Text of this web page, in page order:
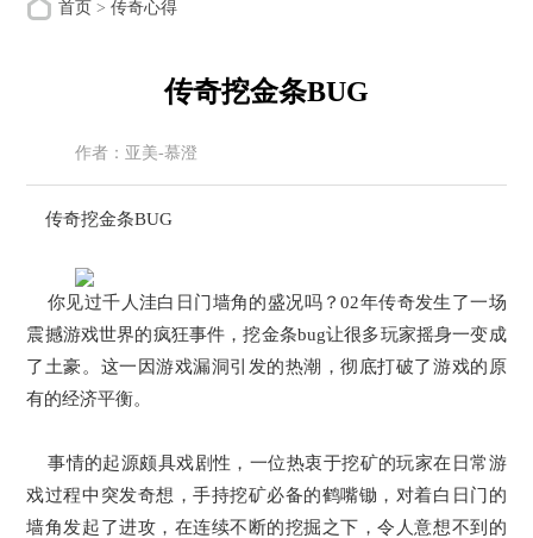
首页 >传奇心得
传奇挖金条BUG
作者：亚美-慕澄
时间：2026-03-13
传奇挖金条BUG
你见过千人洼白日门墙角的盛况吗？02年传奇发生了一场
震撼游戏世界的疯狂事件，挖金条bug让很多玩家摇身一变成
了土豪。这一因游戏漏洞引发的热潮，彻底打破了游戏的原
有的经济平衡。
事情的起源颇具戏剧性，一位热衷于挖矿的玩家在日常游
戏过程中突发奇想，手持挖矿必备的鹤嘴锄，对着白日门的
墙角发起了进攻，在连续不断的挖掘之下，令人意想不到的